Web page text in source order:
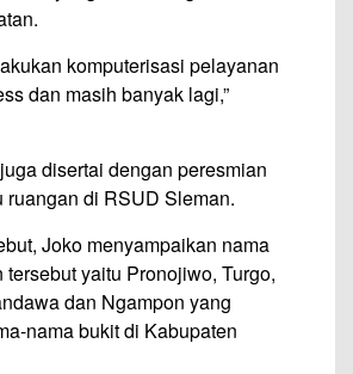
komputerisasi pelayanan
dan masih banyak lagi,”
disertai dengan peresmian
ruangan di RSUD Sleman.
Joko menyampaikan nama
tersebut yaitu Pronojiwo, Turgo,
dan Ngampon yang
nama bukit di Kabupaten